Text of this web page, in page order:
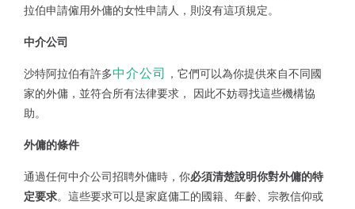
拉伯申請僱用外傭的女性申請人，則沒有這項規定。
中介公司
沙特阿拉伯有許多中介公司
，它們可以為你提供來自不同國
家的外傭，並符合所有法律要求，
因此不妨尋找這些機構協
助。
外傭的條件
通過任何中介公司招聘外傭時，你必須清楚說明你對外傭的特
定要求。這些要求可以是家庭傭工的國籍、年齡、宗教信仰或